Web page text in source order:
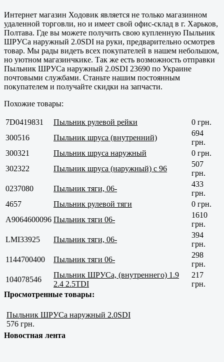
Интернет магазин Ходовик является не только магазинном
удаленной торговли, но и имеет свой офис-склад в г. Харьков,
Полтава. Где вы можете получить свою купленную Пыльник
ШРУСа наружный 2.0SDI на руки, предварительно осмотрев
товар. Мы рады видеть всех покупателей в нашем небольшом,
но уютном магазинчкике. Так же есть возможность отправки
Пыльник ШРУСа наружный 2.0SDI 23690 по Украине
почтовыми службами. Станьте нашим постоянным
покупателем и получайте скидки на запчасти.
Похожие товары:
7D0419831 Пыльник рулевой рейки
0 грн.
300516
Пыльник шруса (внутренний)
694
грн.
300321
Пыльник шруса наружный
0 грн.
302322
Пыльник шруса (наружный) с 96
507
грн.
0237080
Пыльник тяги, 06-
433
грн.
4657
Пыльник рулевой тяги
0 грн.
A9064600096 Пыльник тяги 06-
1610
грн.
LMI33925
Пыльник тяги, 06-
394
грн.
1144700400
Пыльник тяги 06-
298
грн.
104078546
Пыльник ШРУСа, (внутреннего) 1.9
2.4 2.5TDI
217
грн.
Просмотренные товары:
Пыльник ШРУСа наружный 2.0SDI
576 грн.
Новостная лента